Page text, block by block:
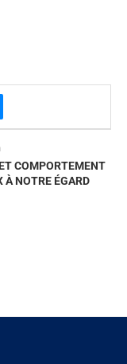
COMPORTEMENT
À NOTRE ÉGARD